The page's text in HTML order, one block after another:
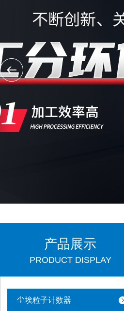
产品展示
PRODUCT DISPLAY
尘埃粒子计数器